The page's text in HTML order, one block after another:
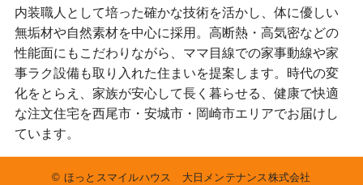
内装職人として培った確かな技術を活かし、体に優しい
無垢材や自然素材を中心に採用。高断熱・高気密などの
性能面にもこだわりながら、ママ目線での家事動線や家
事ラク設備も取り入れた住まいを提案します。時代の変
化をとらえ、家族が安心して長く暮らせる、健康で快適
な注文住宅を西尾市・安城市・岡崎市エリアでお届けし
ています。
© ほっとスマイルハウス 大日メンテナンス株式会社